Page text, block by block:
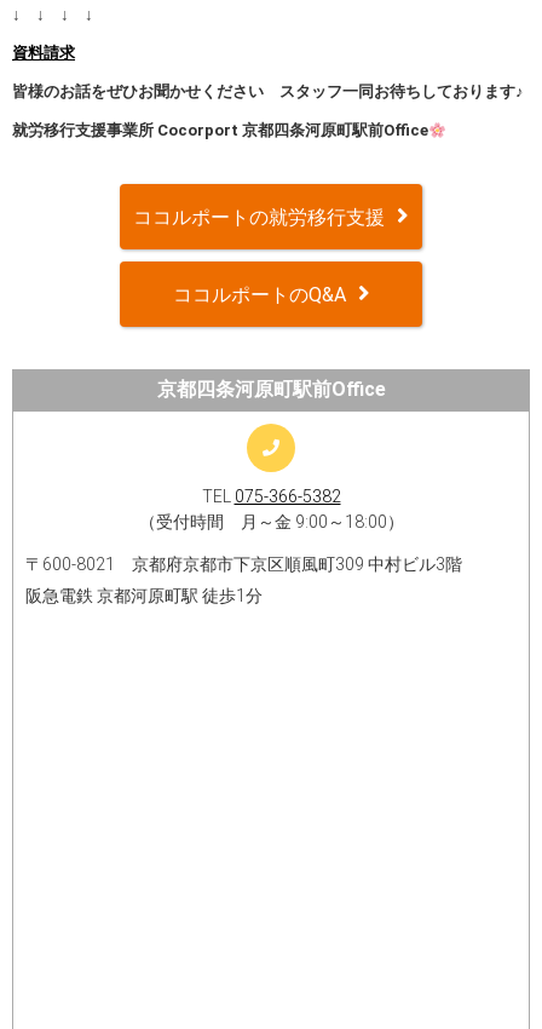
↓ ↓ ↓ ↓
資料請求
皆様のお話をぜひお聞かせください スタッフ一同お待ちしております♪
就労移行支援事業所 Cocorport 京都四条河原町駅前Office
ココルポートの就労移行支援
ココルポートのQ&A
京都四条河原町駅前Office
TEL 075-366-5382
（受付時間 月～金 9:00～18:00）
〒600-8021 京都府京都市下京区順風町309 中村ビル3階
阪急電鉄 京都河原町駅 徒歩1分